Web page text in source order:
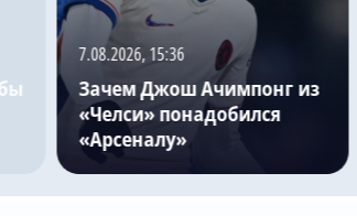
7.08.2026, 15:36
Зачем Джош Ачимпонг из
«Челси» понадобился
«Арсеналу»